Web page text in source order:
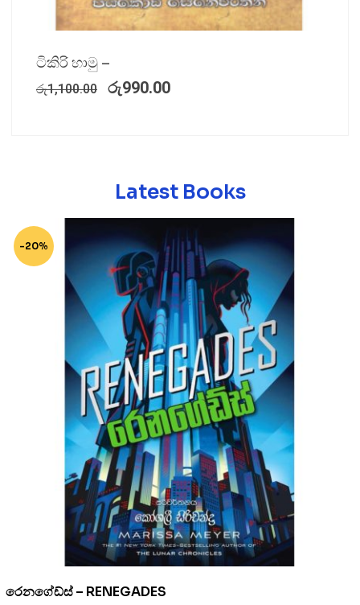
ටිකිරි හාමු –
රු1,100.00 රු990.00
Latest Books
-20%
රෙනගේඩ්ස් – RENEGADES